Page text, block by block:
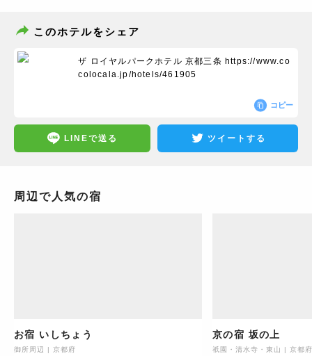
このホテルをシェア
ザ ロイヤルパークホテル 京都三条 https://www.co
colocala.jp/hotels/461905
コピー
LINEで送る ツイートする
周辺で人気の宿
お宿 いしちょう
御所周辺 | 京都府
京の宿 坂の上
祇園・清水寺・東山 | 京都府